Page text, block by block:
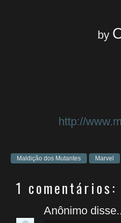
by
http://
Maldição dos Mutantes Marvel
1 comentários:
Anônimo